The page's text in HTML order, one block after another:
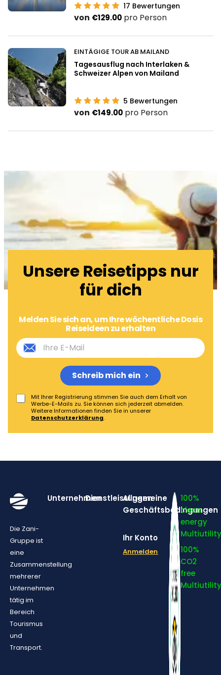
17 Bewertungen
von €129.00 pro Person
EINTÄGIGE TOUR AB MAILAND
Tagesausflug nach Interlaken &
Schweizer Alpen von Mailand
5 Bewertungen
von €149.00 pro Person
Unsere Reisetipps nur
für dich
Melden Sie sich an, um Ihre wöchentliche Dosis
Reiseideen zu erhalten
Mit Ihrer Registrierung stimmen Sie auch dem Erhalt von
Werbe-E-Mails zu. Sie können sich jederzeit abmelden.
Weitere Informationen finden Sie in unserer
Datenschutzerklärung.
Schreib mich ein
Die Zani-
Gruppe ist
eine
Zusammenstellung
mehrerer
Unternehmen
tätig im
Bereich
Tourismus
und
Transport.
UnternehmenDienstleistungen
Allgemeine
Geschäftsbedingungen
Ihr Konto
Anmelden
100%
clean
energy
Multiutility
100%
CO2
free
Multiutility